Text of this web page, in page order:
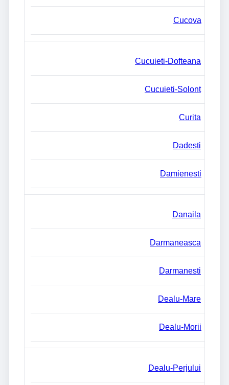
Cucova
Cucuieti-Dofteana
Cucuieti-Solont
Curita
Dadesti
Damienesti
Danaila
Darmaneasca
Darmanesti
Dealu-Mare
Dealu-Morii
Dealu-Perjului